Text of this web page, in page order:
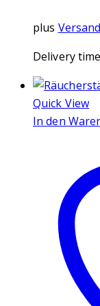
plus
Delivery
Quick View
In den